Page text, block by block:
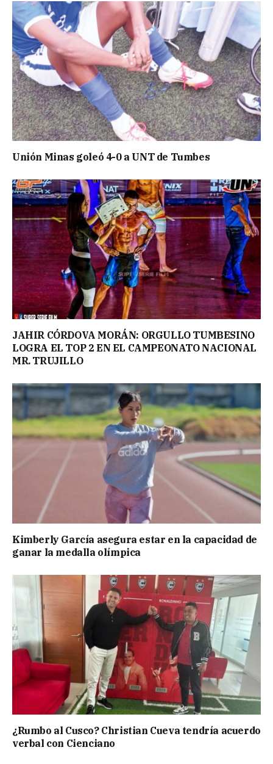
Unión Minas goleó 4-0 a UNT de Tumbes
JAHIR CÓRDOVA MORÁN: ORGULLO TUMBESINO
LOGRA EL TOP 2 EN EL CAMPEONATO NACIONAL
MR. TRUJILLO
Kimberly García asegura estar en la capacidad de
ganar la medalla olímpica
¿Rumbo al Cusco? Christian Cueva tendría acuerdo
verbal con Cienciano